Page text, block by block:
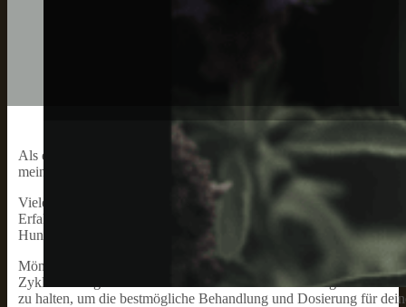
Als erfahrene Expertin im Bereich Tiergesundheit, habe ich viele
meiner Arbeit bin ich auf ein interessantes Thema gestoßen, das
Viele Hundebesitzer stehen vor der Frage, wie sie die Gesundheit
Erfahrungen und Beobachtungen habe ich festgestellt, dass
Hunden zu begegnen.
Mönchspfeffer ist vor allem dafür bekannt, den Hormonhaushalt
Zyklusstörungen bei Hündinnen oder hormonell bedingtem
zu halten, um die bestmögliche Behandlung und Dosierung für